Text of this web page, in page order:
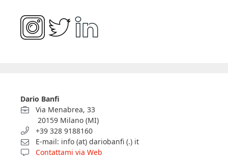
Dario Banfi
Via Menabrea, 33
20159 Milano (MI)
+39 328 9188160
E-mail: info (at) dariobanfi (.) it
Contattami via Web